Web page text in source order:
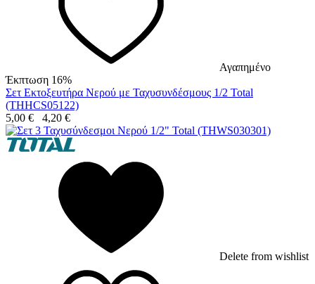
Αγαπημένο
Έκπτωση 16%
Σετ Εκτοξευτήρα Νερού με Ταχυσυνδέσμους 1/2 Total
(THHCS05122)
5,00 € 4,20 €
Delete from wishlist